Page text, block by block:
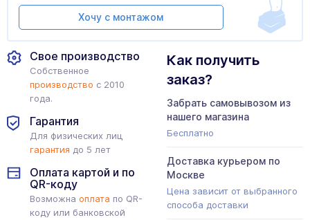
Свое производство
Собственное
производство с 2010
года.
Гарантия
Для физических лиц
гарантия до 5 лет
Оплата картой и по
QR-коду
Возможна оплата по QR-
коду или банковской
Как получить
заказ?
Забрать самовывозом из
нашего магазина
Бесплатно
Доставка курьером по
Москве
Цена зависит от выбранного
способа доставки
Хочу с монтажом